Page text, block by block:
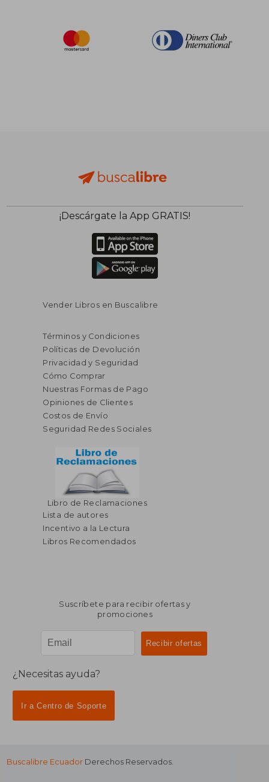
45%
¡Descárgate la App GRATIS!
Vender Libros en Buscalibre
Términos y Condiciones
Políticas de Devolución
Privacidad y Seguridad
Cómo Comprar
Nuestras Formas de Pago
Opiniones de Clientes
Costos de Envío
Seguridad Redes Sociales
Libro de Reclamaciones
Lista de autores
Incentivo a la Lectura
Libros Recomendados
Suscríbete para recibir ofertas y
promociones
¿Necesitas ayuda?
Ir a Centro de Soporte
Buscalibre Ecuador Derechos Reservados.